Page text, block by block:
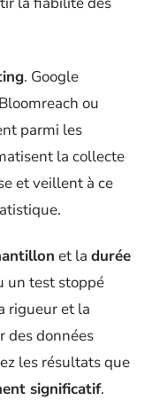
. Google
ou
parmi les
la collecte
et veillent à ce
et la durée
un test stoppé
rigueur et la
des données
les résultats que
significatif.